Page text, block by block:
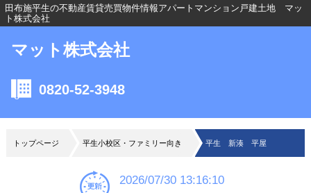
田布施平生の不動産賃貸売買物件情報アパートマンション戸建土地 マッ
ト株式会社
マット株式会社
0820-52-3948
トップページ 平生小校区・ファミリー向き 平生 新湊 平屋
2026/07/30 13:16:10